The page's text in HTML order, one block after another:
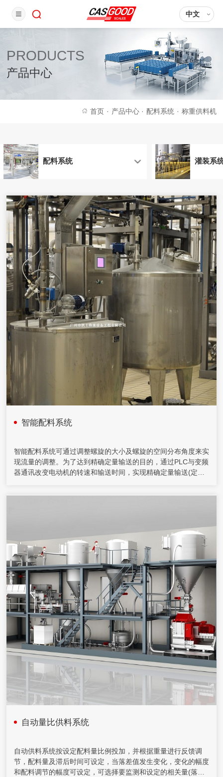
中文
PRODUCTS
产品中心
首页 · 产品中心 · 配料系统 · 称重供料机
配料系统 灌装系
智能配料系统
智能配料系统可通过调整螺旋的大小及螺旋的空间分布角度来实
现流量的调整。为了达到精确定量输送的目的，通过PLC与变频
器通讯改变电动机的转速和输送时间，实现精确定量输送(定量
液晶显示屏，通过此控制界面，可以实现定量输送、连续输送的
自动量比供料系统
自动供料系统按设定配料量比例投加，并根据重量进行反馈调
节，配料量及滞后时间可设定，当落差值发生变化，变化的幅度
和配料调节的幅度可设定，可选择要监测和设定的相关量(落差